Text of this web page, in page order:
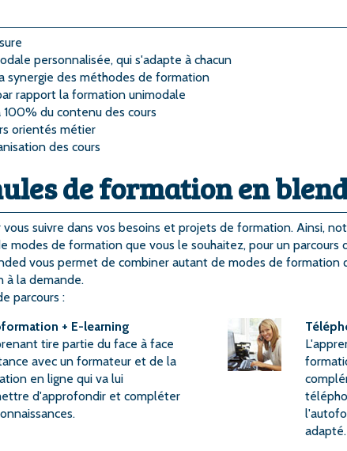
personnalisée, qui s'adapte à chacun
synergie des méthodes de formation
rapport la formation unimodale
100% du contenu des cours
orientés métier
des cours
de formation en
vous suivre dans vos besoins et projets de formation. Ainsi,
modes de formation que vous le souhaitez, pour un parcours
vous permet de combiner autant de modes de formation
à la demande.
parcours :
+ E-learning
tire partie du face à face
avec un formateur et de la
en ligne qui va lui
d'approfondir et compléter
adapté.